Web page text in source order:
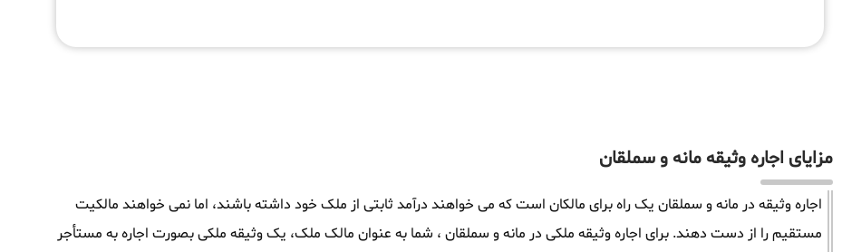
مزایای اجاره وثیقه مانه و سملقان
اجاره وثیقه در مانه و سملقان یک راه برای مالکان است که می خواهند درآمد ثابتی از ملک خود داشته باشند، اما نمی خواهند مالکیت
مستقیم را از دست دهند. برای اجاره وثیقه ملکی در مانه و سملقان ، شما به عنوان مالک ملک، یک وثیقه ملکی بصورت اجاره به مستأجر